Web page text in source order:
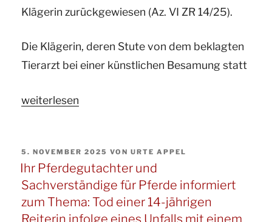
Klägerin zurückgewiesen (Az. VI ZR 14/25).
Die Klägerin, deren Stute von dem beklagten
Tierarzt bei einer künstlichen Besamung statt
„Ihre
Sachverständige
für
Pferde
informiert
weiterlesen
VERÖFFENTLICHT
AM
5. NOVEMBER 2025 VONURTE APPEL
Ihr Pferdegutachter und
Sachverständige für Pferde informiert
zum Thema: Tod einer 14-jährigen
Reiterin infolge eines Unfalls mit einem